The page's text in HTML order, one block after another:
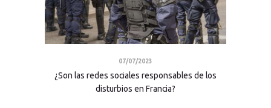
07/07/2023
¿Son las redes sociales responsables de los
disturbios en Francia?